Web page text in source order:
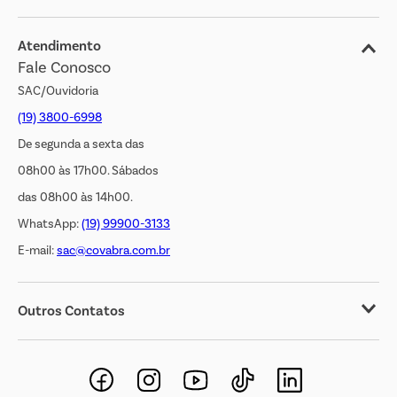
Jornal de Ofertas
Transparência Salarial
Atendimento
Fale Conosco
SAC/Ouvidoria
(19) 3800-6998
De segunda a sexta das
08h00 às 17h00. Sábados
das 08h00 às 14h00.
WhatsApp:(19) 99900-3133
E-mail:sac@covabra.com.br
Outros Contatos
Negócios Imobiliários
Novos Fornecedores